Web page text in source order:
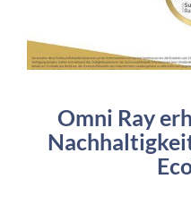
Omni Ray